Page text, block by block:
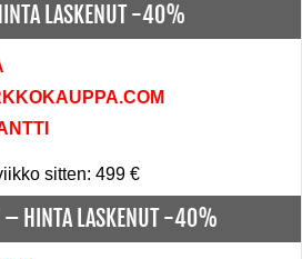
LASKENUT -40%
sitten: 499 €
– HINTA LASKENUT -40%